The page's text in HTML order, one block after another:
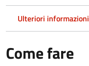
Ulteriori informazioni
Come fare